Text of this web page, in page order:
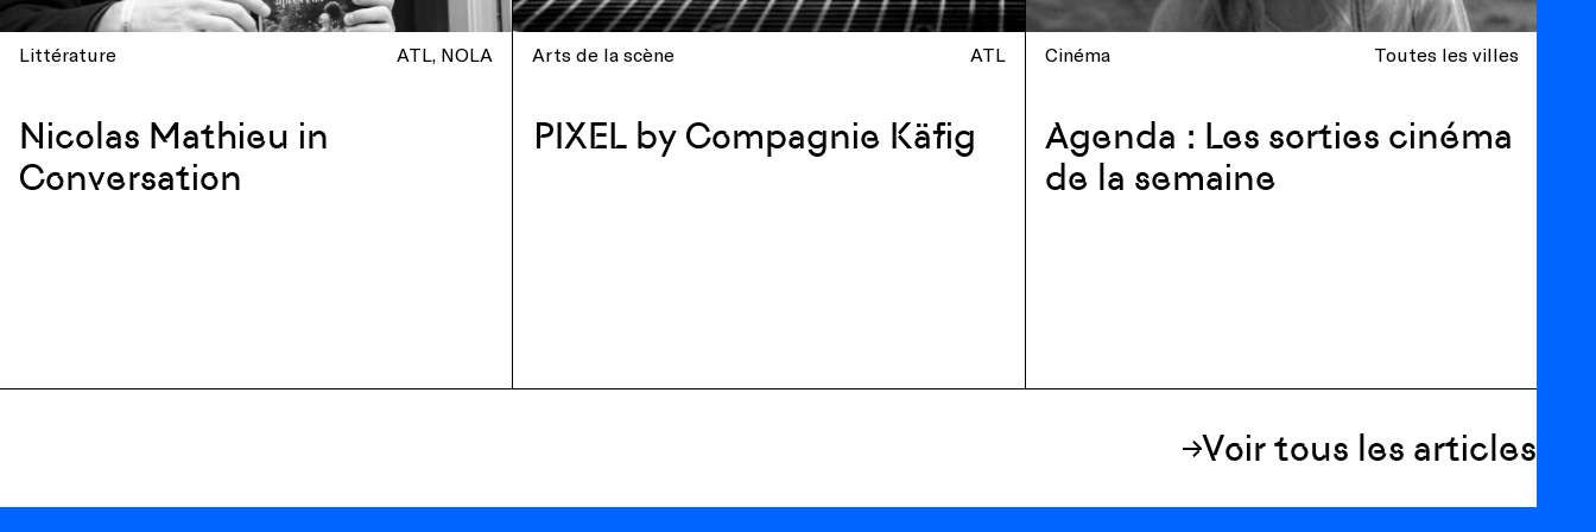
Littérature ATL NOLA
Nicolas Mathieu in
Conversation
Arts de la scène ATL
PIXEL by Compagnie Käfig
Cinéma Toutes les villes
Agenda : Les sorties cinéma
de la semaine
Voir tous les articles